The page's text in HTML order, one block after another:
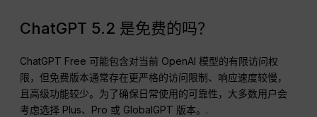
ChatGPT 5.2 是免费的吗？
ChatGPT Free 可能包含对当前 OpenAI 模型的有限访问权
限，但免费版本通常存在更严格的访问限制、响应速度较慢，
且高级功能较少。为了确保日常使用的可靠性，大多数用户会
考虑选择 Plus、Pro 或 GlobalGPT 版本。.